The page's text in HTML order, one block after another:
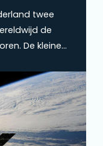
twee
de
De kleine
nodig om
zich aan
of de cijfers
koppeling